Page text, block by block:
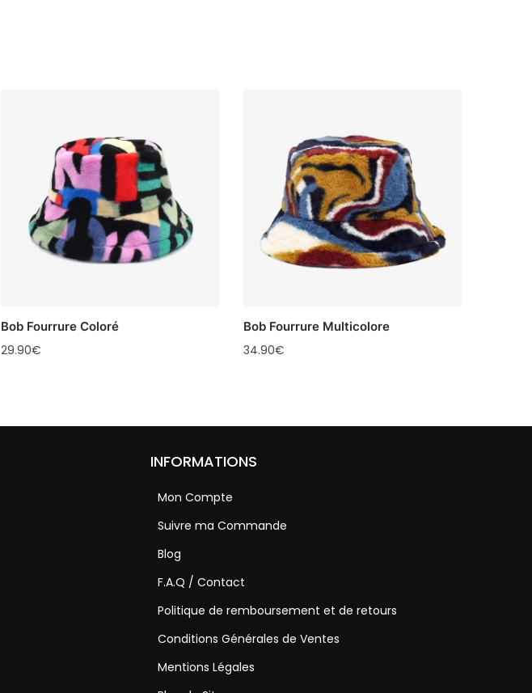
Bob Fourrure Coloré
29.90€
Bob Fourrure Multicolore
34.90€
INFORMATIONS
Mon Compte
Suivre ma Commande
Blog
F.A.Q / Contact
Politique de remboursement et de retours
Conditions Générales de Ventes
Mentions Légales